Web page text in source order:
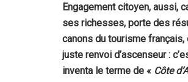
Engagement citoyen, aussi,
ses richesses, porte des
canons du tourisme français,
juste renvoi d’ascenseur :
inventa le terme de « Côte